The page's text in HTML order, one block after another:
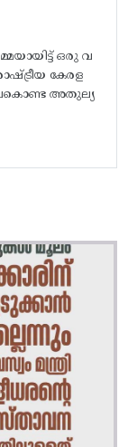
ഒരു വ
കേരള
അതുല്യ